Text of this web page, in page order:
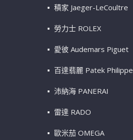
積家 Jaeger-LeCoultre
勞力士 ROLEX
愛彼 Audemars Piguet
百達翡麗 Patek Philippe
沛納海 PANERAI
雷達 RADO
歐米茄 OMEGA